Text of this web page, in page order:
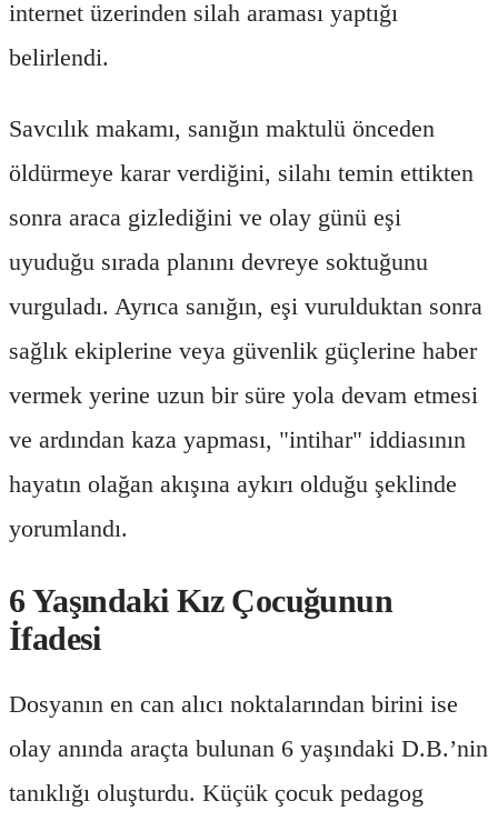
internet üzerinden silah araması yaptığı
belirlendi.
Savcılık makamı, sanığın maktulü önceden
öldürmeye karar verdiğini, silahı temin ettikten
sonra araca gizlediğini ve olay günü eşi
uyuduğu sırada planını devreye soktuğunu
vurguladı. Ayrıca sanığın, eşi vurulduktan sonra
sağlık ekiplerine veya güvenlik güçlerine haber
vermek yerine uzun bir süre yola devam etmesi
ve ardından kaza yapması, "intihar" iddiasının
hayatın olağan akışına aykırı olduğu şeklinde
yorumlandı.
6 Yaşındaki Kız Çocuğunun
İfadesi
Dosyanın en can alıcı noktalarından birini ise
olay anında araçta bulunan 6 yaşındaki D.B.’nin
tanıklığı oluşturdu. Küçük çocuk pedagog